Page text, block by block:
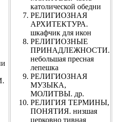
католической обедни
РЕЛИГИОЗНАЯ
АРХИТЕКТУРА.
шкафчик для икон
РЕЛИГИОЗНЫЕ
ПРИНАДЛЕЖНОСТИ.
небольшая пресная
лепешка
РЕЛИГИОЗНАЯ
МУЗЫКА,
МОЛИТВЫ. др.
РЕЛИГИЯ ТЕРМИНЫ,
ПОНЯТИЯ. низшая
церковно тивная